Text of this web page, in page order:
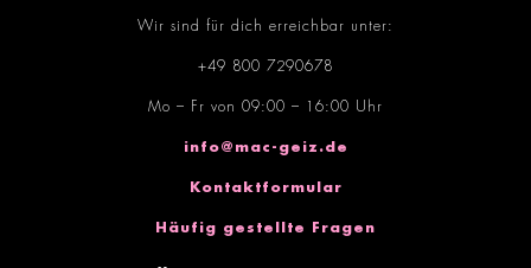
Wir sind für dich erreichbar unter:
+49 800 7290678
Mo – Fr von 09:00 – 16:00 Uhr
info@mac-geiz.de
Kontaktformular
Häufig gestellte Fragen